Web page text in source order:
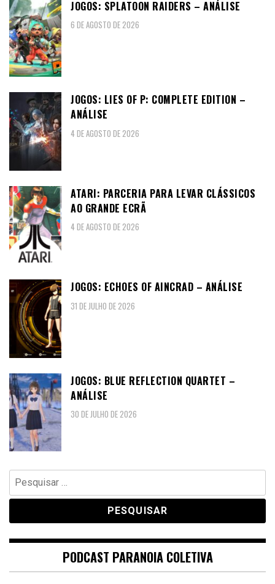
JOGOS: SPLATOON RAIDERS – ANÁLISE
6 DE AGOSTO DE 2026
JOGOS: LIES OF P: COMPLETE EDITION –
ANÁLISE
4 DE AGOSTO DE 2026
ATARI: PARCERIA PARA LEVAR CLÁSSICOS
AO GRANDE ECRÃ
4 DE AGOSTO DE 2026
JOGOS: ECHOES OF AINCRAD – ANÁLISE
31 DE JULHO DE 2026
JOGOS: BLUE REFLECTION QUARTET –
ANÁLISE
30 DE JULHO DE 2026
Pesquisar
por:
PODCAST PARANOIA COLETIVA